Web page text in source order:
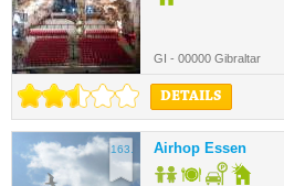
GI - 00000 Gibraltar
DETAILS
163. Airhop Essen